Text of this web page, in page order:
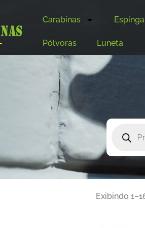
Carabinas
Pólvoras Luneta
Exibindo